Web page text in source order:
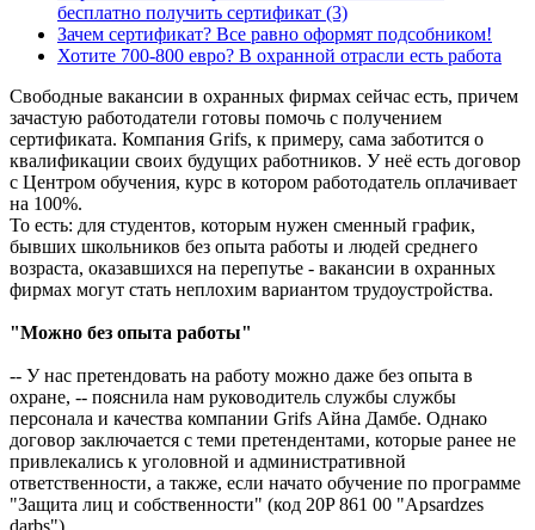
бесплатно получить сертификат (3)
Зачем сертификат? Все равно оформят подсобником!
Хотите 700-800 евро? В охранной отрасли есть работа
Свободные вакансии в охранных фирмах сейчас есть, причем
зачастую работодатели готовы помочь с получением
сертификата. Компания Grifs, к примеру, сама заботится о
квалификации своих будущих работников. У неё есть договор
с Центром обучения, курс в котором работодатель оплачивает
на 100%.
То есть: для студентов, которым нужен сменный график,
бывших школьников без опыта работы и людей среднего
возраста, оказавшихся на перепутье - вакансии в охранных
фирмах могут стать неплохим вариантом трудоустройства.
"Можно без опыта работы"
-- У нас претендовать на работу можно даже без опыта в
охране, -- пояснила нам руководитель службы службы
персонала и качества компании Grifs Айна Дамбе. Однако
договор заключается с теми претендентами, которые ранее не
привлекались к уголовной и административной
ответственности, а также, если начато обучение по программе
"Защита лиц и собственности" (код 20P 861 00 "Apsardzes